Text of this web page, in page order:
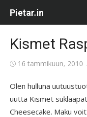
Pietar.in
Kismet
Posted
16 tammikuun, 2010
Olen hulluna
uutta Kismet
Cheesecake. Maku